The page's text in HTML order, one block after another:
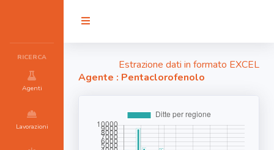
RICERCA
Agenti
Lavorazioni
Estrazione dati in formato EXCEL
Agente : Pentaclorofenolo